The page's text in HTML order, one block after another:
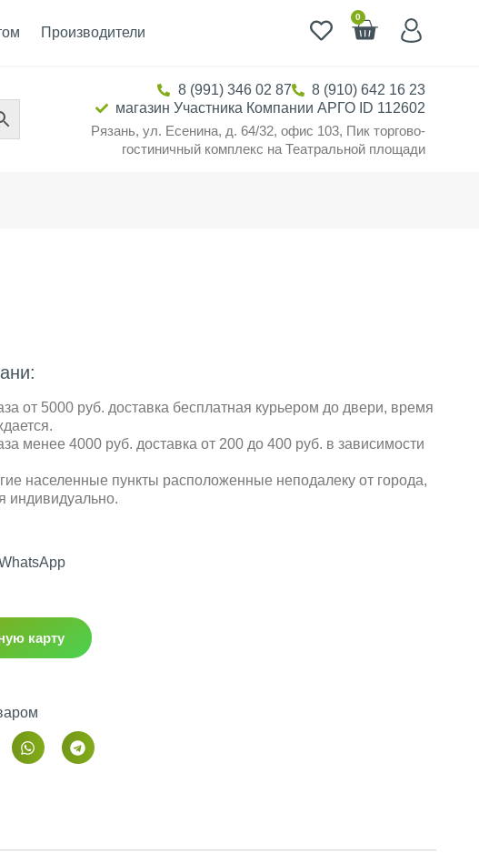
Производители
0
8 (991) 346 02 87
8 (910) 642 16 23
магазин Участника Компании АРГО ID 112602
Рязань, ул. Есенина, д. 64/32, офис 103, Пик торгово-
гостиничный комплекс на Театральной площади
от 5000 руб. доставка бесплатная курьером до двери, время
менее 4000 руб. доставка от 200 до 400 руб. в зависимости
населенные пункты расположенные неподалеку от города,
индивидуально.
карту